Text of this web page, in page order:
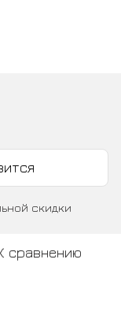
скидки
сравнению